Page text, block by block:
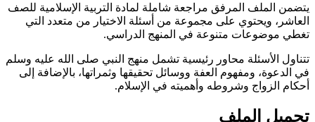
يتضمن الملف المرفق مراجعة شاملة لمادة التربية الإسلامية للصف
العاشر، ويحتوي على مجموعة من أسئلة الاختيار من متعدد التي
تغطي موضوعات متنوعة في المنهج الدراسي.
تتناول الأسئلة محاور رئيسية تشمل منهج النبي صلى الله عليه وسلم
في الدعوة، ومفهوم العفة ووسائل تحقيقها وثمراتها، بالإضافة إلى
أحكام الزواج وشروطه وأهميته في الإسلام.
تحميل الملف